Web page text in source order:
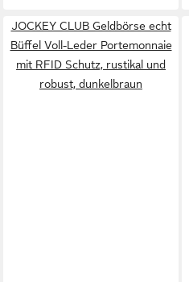
JOCKEY CLUB Geldbörse echt
Büffel Voll-Leder Portemonnaie
mit RFID Schutz, rustikal und
robust, dunkelbraun